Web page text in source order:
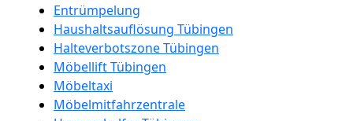
Entrümpelung
Haushaltsauflösung Tübingen
Halteverbotszone Tübingen
Möbellift Tübingen
Möbeltaxi
Möbelmitfahrzentrale